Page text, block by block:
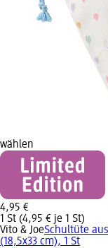
wählen
4,95 €
1 St (4,95 € je 1 St)
Vito & JoeSchultüte
(18,5x33 cm), 1 St